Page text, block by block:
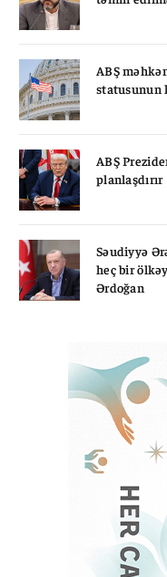
ABŞ
statusunun
ABŞ
planlaşdırır
Səudiyyə
heç bir
Ərdoğan